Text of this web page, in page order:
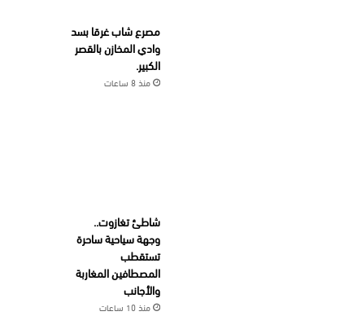
مصرع شاب غرقا بسد
وادي المخازن بالقصر
الكبير.
منذ 8 ساعات
شاطئ تغازوت..
وجهة سياحية ساحرة
تستقطب
المصطافين المغاربة
والأجانب
منذ 10 ساعات